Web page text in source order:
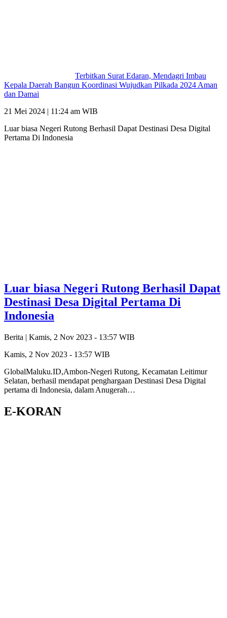
Terbitkan Surat Edaran, Mendagri Imbau
Kepala Daerah Bangun Koordinasi Wujudkan Pilkada 2024 Aman
dan Damai
21 Mei 2024 | 11:24 am WIB
Luar biasa Negeri Rutong Berhasil Dapat Destinasi Desa Digital
Pertama Di Indonesia
Luar biasa Negeri Rutong Berhasil Dapat
Destinasi Desa Digital Pertama Di
Indonesia
Berita | Kamis, 2 Nov 2023 - 13:57 WIB
Kamis, 2 Nov 2023 - 13:57 WIB
GlobalMaluku.ID,Ambon-Negeri Rutong, Kecamatan Leitimur
Selatan, berhasil mendapat penghargaan Destinasi Desa Digital
pertama di Indonesia, dalam Anugerah…
E-KORAN